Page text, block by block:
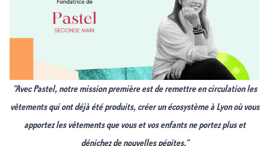
“Avec Pastel, notre mission première est de remettre en circulation les
vêtements qui ont déjà été produits, créer un écosystème à Lyon où vous
apportez les vêtements que vous et vos enfants ne portez plus et
dénichez de nouvelles pépites.”